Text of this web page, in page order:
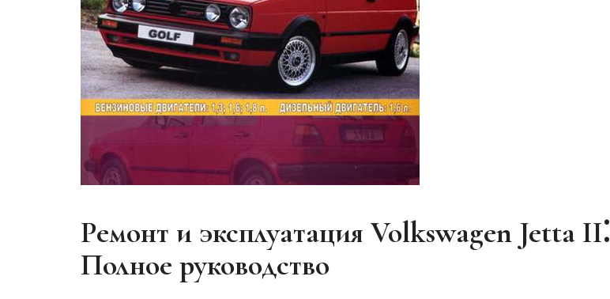
Ремонт и эксплуатация Volkswagen Jetta II⁚
Полное руководство